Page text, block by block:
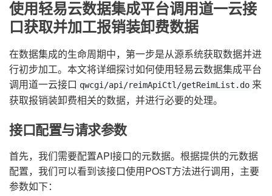
使用轻易云数据集成平台调用道一云接
口获取并加工报销装卸费数据
在数据集成的生命周期中，第一步是从源系统获取数据并进
行初步加工。本文将详细探讨如何使用轻易云数据集成平台
调用道一云接口 qwcgi/api/reimApiCtl/getReimList.do 来
获取报销装卸费相关的数据，并进行必要的处理。
接口配置与请求参数
首先，我们需要配置API接口的元数据。根据提供的元数据
配置，我们可以看到该接口使用POST方法进行调用，主要
参数如下：